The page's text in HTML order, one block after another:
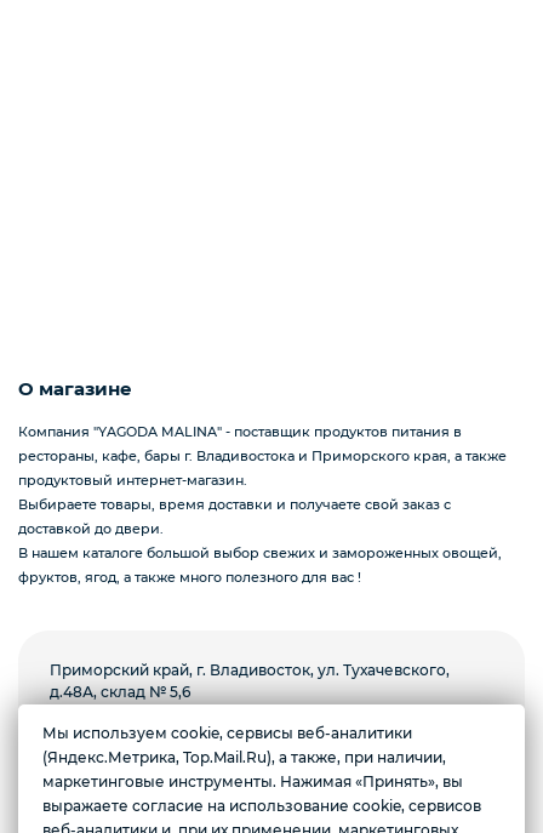
О магазине
Компания "YAGODA MALINA" - поставщик продуктов питания в
рестораны, кафе, бары г. Владивостока и Приморского края, а также
продуктовый интернет-магазин.
Выбираете товары, время доставки и получаете свой заказ с
доставкой до двери.
В нашем каталоге большой выбор свежих и замороженных овощей,
фруктов, ягод, а также много полезного для вас !
Приморский край, г. Владивосток, ул. Тухачевского,
д.48А, склад № 5,6
Пн-пт с 8.00 до 18.00, суббота с 9.00 до 13.00.
Воскресенье выходной
Условия доставки
Мы используем cookie, сервисы веб-аналитики
(Яндекс.Метрика, Top.Mail.Ru), а также, при наличии,
маркетинговые инструменты. Нажимая «Принять», вы
выражаете согласие на использование cookie, сервисов
Желаете подозвать сотрудника
Да Нет